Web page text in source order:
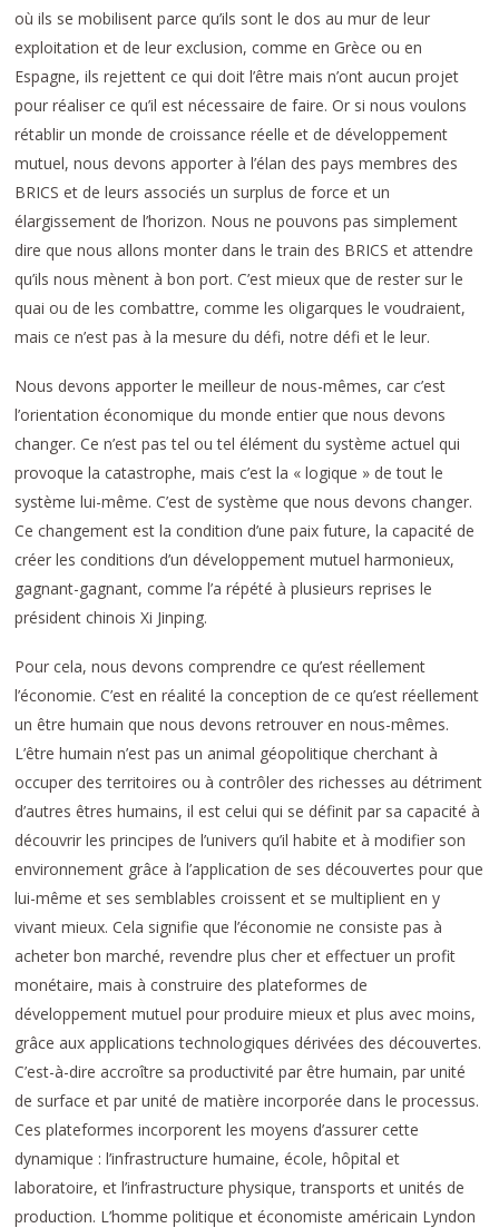
où ils se mobilisent parce qu’ils sont le dos au mur de leur
exploitation et de leur exclusion, comme en Grèce ou en
Espagne, ils rejettent ce qui doit l’être mais n’ont aucun projet
pour réaliser ce qu’il est nécessaire de faire. Or si nous voulons
rétablir un monde de croissance réelle et de développement
mutuel, nous devons apporter à l’élan des pays membres des
BRICS et de leurs associés un surplus de force et un
élargissement de l’horizon. Nous ne pouvons pas simplement
dire que nous allons monter dans le train des BRICS et attendre
qu’ils nous mènent à bon port. C’est mieux que de rester sur le
quai ou de les combattre, comme les oligarques le voudraient,
mais ce n’est pas à la mesure du défi, notre défi et le leur.
Nous devons apporter le meilleur de nous-mêmes, car c’est
l’orientation économique du monde entier que nous devons
changer. Ce n’est pas tel ou tel élément du système actuel qui
provoque la catastrophe, mais c’est la « logique » de tout le
système lui-même. C’est de système que nous devons changer.
Ce changement est la condition d’une paix future, la capacité de
créer les conditions d’un développement mutuel harmonieux,
gagnant-gagnant, comme l’a répété à plusieurs reprises le
président chinois Xi Jinping.
Pour cela, nous devons comprendre ce qu’est réellement
l’économie. C’est en réalité la conception de ce qu’est réellement
un être humain que nous devons retrouver en nous-mêmes.
L’être humain n’est pas un animal géopolitique cherchant à
occuper des territoires ou à contrôler des richesses au détriment
d’autres êtres humains, il est celui qui se définit par sa capacité à
découvrir les principes de l’univers qu’il habite et à modifier son
environnement grâce à l’application de ses découvertes pour que
lui-même et ses semblables croissent et se multiplient en y
vivant mieux. Cela signifie que l’économie ne consiste pas à
acheter bon marché, revendre plus cher et effectuer un profit
monétaire, mais à construire des plateformes de
développement mutuel pour produire mieux et plus avec moins,
grâce aux applications technologiques dérivées des découvertes.
C’est-à-dire accroître sa productivité par être humain, par unité
de surface et par unité de matière incorporée dans le processus.
Ces plateformes incorporent les moyens d’assurer cette
dynamique : l’infrastructure humaine, école, hôpital et
laboratoire, et l’infrastructure physique, transports et unités de
production. L’homme politique et économiste américain Lyndon